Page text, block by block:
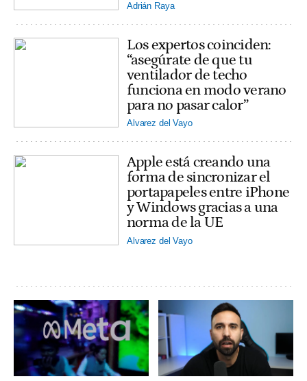
Adrián Raya
Los expertos coinciden:
“asegúrate de que tu
ventilador de techo
funciona en modo verano
para no pasar calor”
Alvarez del Vayo
Apple está creando una
forma de sincronizar el
portapapeles entre iPhone
y Windows gracias a una
norma de la UE
Alvarez del Vayo